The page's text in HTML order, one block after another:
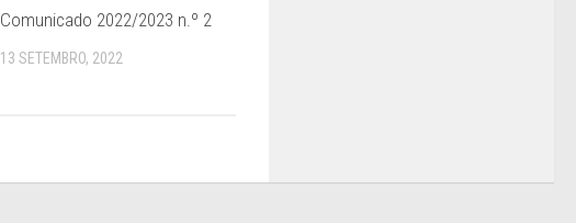
Comunicado 2022/2023 n.º 2
13 SETEMBRO, 2022